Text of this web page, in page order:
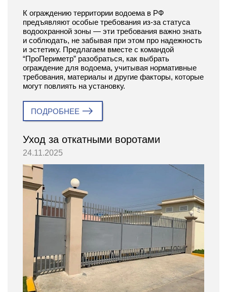
К ограждению территории водоема в РФ
предъявляют особые требования из-за статуса
водоохранной зоны — эти требования важно знать
и соблюдать, не забывая при этом про надежность
и эстетику. Предлагаем вместе с командой
“ПроПериметр” разобраться, как выбрать
ограждение для водоема, учитывая нормативные
требования, материалы и другие факторы, которые
могут повлиять на установку.
ПОДРОБНЕЕ
Уход за откатными воротами
24.11.2025